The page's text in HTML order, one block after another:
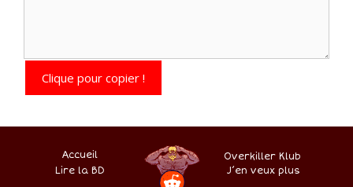
Clique pour copier !
.
Accueil
–
Lire la BD – J’en veux plus
–
Overkiller Klub
–